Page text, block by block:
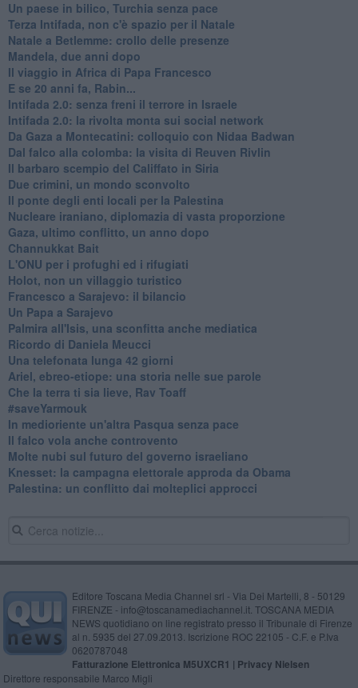
Un paese in bilico, Turchia senza pace
Terza Intifada, non c'è spazio per il Natale
Natale a Betlemme: crollo delle presenze
Mandela, due anni dopo
Il viaggio in Africa di Papa Francesco
E se 20 anni fa, Rabin...
Intifada 2.0: senza freni il terrore in Israele
Intifada 2.0: la rivolta monta sui social network
Da Gaza a Montecatini: colloquio con Nidaa Badwan
Dal falco alla colomba: la visita di Reuven Rivlin
Il barbaro scempio del Califfato in Siria
Due crimini, un mondo sconvolto
Il ponte degli enti locali per la Palestina
Nucleare iraniano, diplomazia di vasta proporzione
Gaza, ultimo conflitto, un anno dopo
Channukkat Bait
L'ONU per i profughi ed i rifugiati
Holot, non un villaggio turistico
Francesco a Sarajevo: il bilancio
Un Papa a Sarajevo
Palmira all'Isis, una sconfitta anche mediatica
Ricordo di Daniela Meucci
​Una telefonata lunga 42 giorni
​Ariel, ebreo-etiope: una storia nelle sue parole
Che la terra ti sia lieve, Rav Toaff
​#saveYarmouk
​In medioriente un'altra Pasqua senza pace
​Il falco vola anche controvento
Molte nubi sul futuro del governo israeliano
Knesset: la campagna elettorale approda da Obama
Palestina: un conflitto dai molteplici approcci
Editore Toscana Media Channel srl - Via Dei Martelli, 8 - 50129
FIRENZE - info@toscanamediachannel.it. TOSCANA MEDIA
NEWS quotidiano on line registrato presso il Tribunale di Firenze
al n. 5935 del 27.09.2013. Iscrizione ROC 22105 - C.F. e P.Iva
0620787048
Fatturazione Elettronica M5UXCR1 | Privacy Nielsen
Direttore responsabile Marco Migli